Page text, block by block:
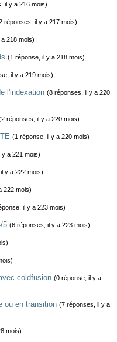
il y a 216 mois)
réponses, il y a 217 mois)
218 mois)
(1 réponse, il y a 218 mois)
il y a 219 mois)
l'indexation (8 réponses, il y a 220
réponses, il y a 220 mois)
(1 réponse, il y a 220 mois)
a 221 mois)
y a 222 mois)
222 mois)
il y a 223 mois)
5 (6 réponses, il y a 223 mois)
coldfusion (0 réponse, il y a
ou en transition (7 réponses, il y a
mois)